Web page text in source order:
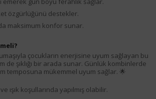
özgürlüğünü destekler.
maksimum konfor sunar.
çocukların enerjisine uyum sağlayan bu
de şıklığı bir arada sunar. Günlük kombinlerde
temposuna mükemmel uyum sağlar. 🌟
ışık koşullarında yapılmış olabilir.